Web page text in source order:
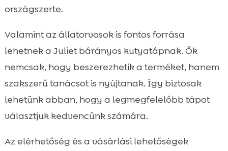
országszerte.
Valamint az állatorvosok is fontos forrása
lehetnek a Juliet bárányos kutyatápnak. Ők
nemcsak, hogy beszerezhetik a terméket, hanem
szakszerű tanácsot is nyújtanak. Így biztosak
lehetünk abban, hogy a legmegfelelőbb tápot
választjuk kedvencünk számára.
Az elérhetőség és a vásárlási lehetőségek